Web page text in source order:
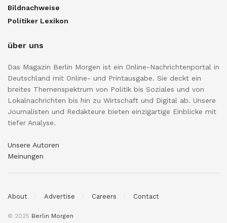
Bildnachweise
Politiker Lexikon
über uns
Das Magazin Berlin Morgen ist ein Online-Nachrichtenportal in
Deutschland mit Online- und Printausgabe. Sie deckt ein
breites Themenspektrum von Politik bis Soziales und von
Lokalnachrichten bis hin zu Wirtschaft und Digital ab. Unsere
Journalisten und Redakteure bieten einzigartige Einblicke mit
tiefer Analyse.
Unsere Autoren
Meinungen
About Advertise Careers Contact
© 2025 Berlin Morgen